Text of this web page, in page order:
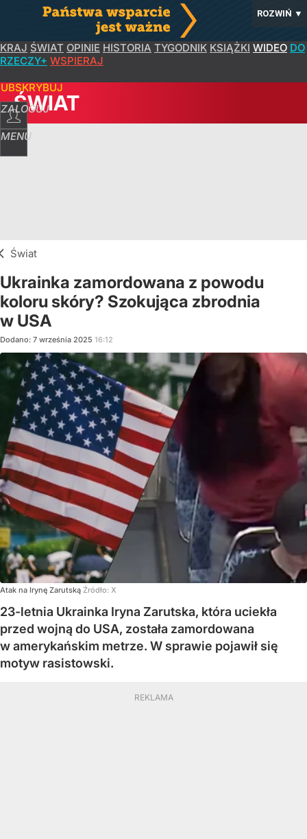
ROZWIŃ ▼
KRAJ ŚWIAT OPINIE HISTORIA TYGODNIK KSIĄŻKI WIDEO DO
RZECZY+ WSPIERAJ
ZALOGUJ
MENU
ŚWIAT
Świat
Ukrainka zamordowana z powodu
koloru skóry? Szokująca zbrodnia
w USA
Dodano: 7 września 2025 16:12
Atak na Irynę Zarutską Źródło: X
23-letnia Ukrainka Iryna Zarutska, która uciekła
przed wojną do USA, została zamordowana
w amerykańskim metrze. W sprawie pojawił się
motyw rasistowski.